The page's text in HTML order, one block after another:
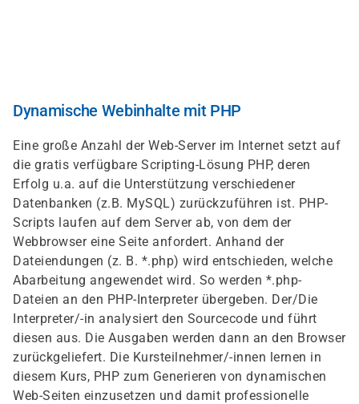
Dynamische Webinhalte mit PHP
Eine große Anzahl der Web-Server im Internet setzt auf
die gratis verfügbare Scripting-Lösung PHP, deren
Erfolg u.a. auf die Unterstützung verschiedener
Datenbanken (z.B. MySQL) zurückzuführen ist. PHP-
Scripts laufen auf dem Server ab, von dem der
Webbrowser eine Seite anfordert. Anhand der
Dateiendungen (z. B. *.php) wird entschieden, welche
Abarbeitung angewendet wird. So werden *.php-
Dateien an den PHP-Interpreter übergeben. Der/Die
Interpreter/-in analysiert den Sourcecode und führt
diesen aus. Die Ausgaben werden dann an den Browser
zurückgeliefert. Die Kursteilnehmer/-innen lernen in
diesem Kurs, PHP zum Generieren von dynamischen
Web-Seiten einzusetzen und damit professionelle